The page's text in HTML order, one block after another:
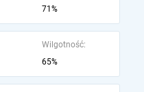
71%
Wilgotność:
65%